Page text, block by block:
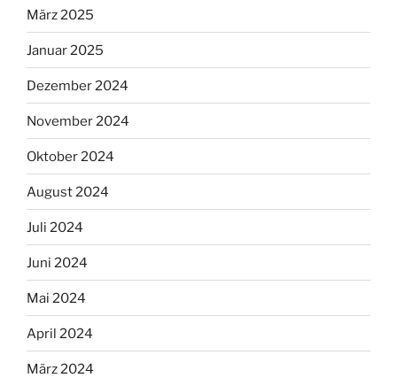
März 2025
Januar 2025
Dezember 2024
November 2024
Oktober 2024
August 2024
Juli 2024
Juni 2024
Mai 2024
April 2024
März 2024